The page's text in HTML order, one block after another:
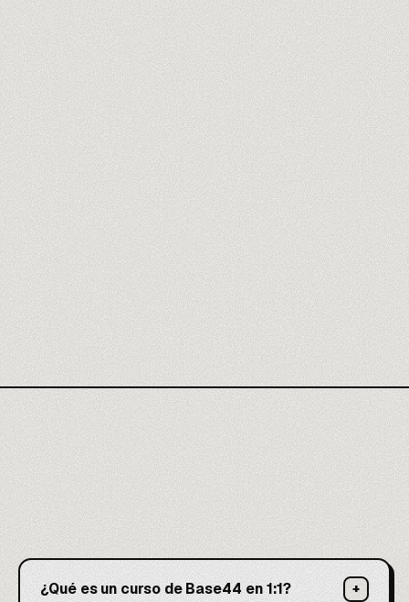
¿Qué es un curso de Base44 en 1:1? +